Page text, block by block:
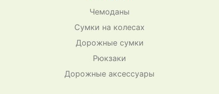
Чемоданы
Сумки на колесах
Дорожные сумки
Рюкзаки
Дорожные аксессуары